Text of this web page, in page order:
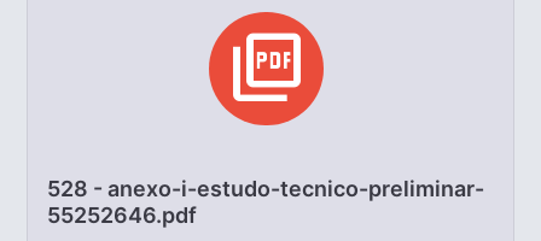
picture_as_pdf
528 - anexo-i-estudo-tecnico-preliminar-
55252646.pdf